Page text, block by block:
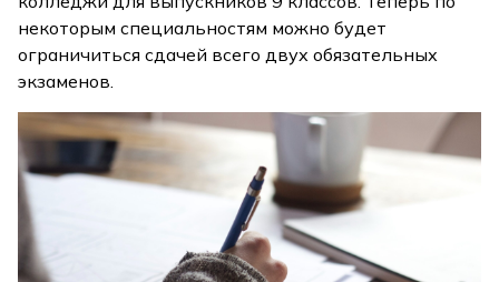
некоторым специальностям можно будет
ограничиться сдачей всего двух обязательных
экзаменов.